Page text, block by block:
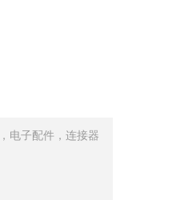
电子配件，连接器